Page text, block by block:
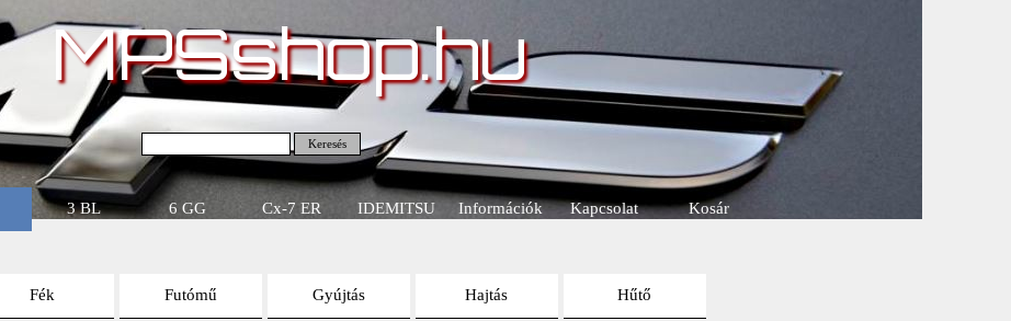
MPSshop.hu
Keresés
3 BL 6 GG Cx-7 ER IDEMITSU Információk Kapcsolat Kosár
Fék Futómű Gyújtás Hajtás Hűtő